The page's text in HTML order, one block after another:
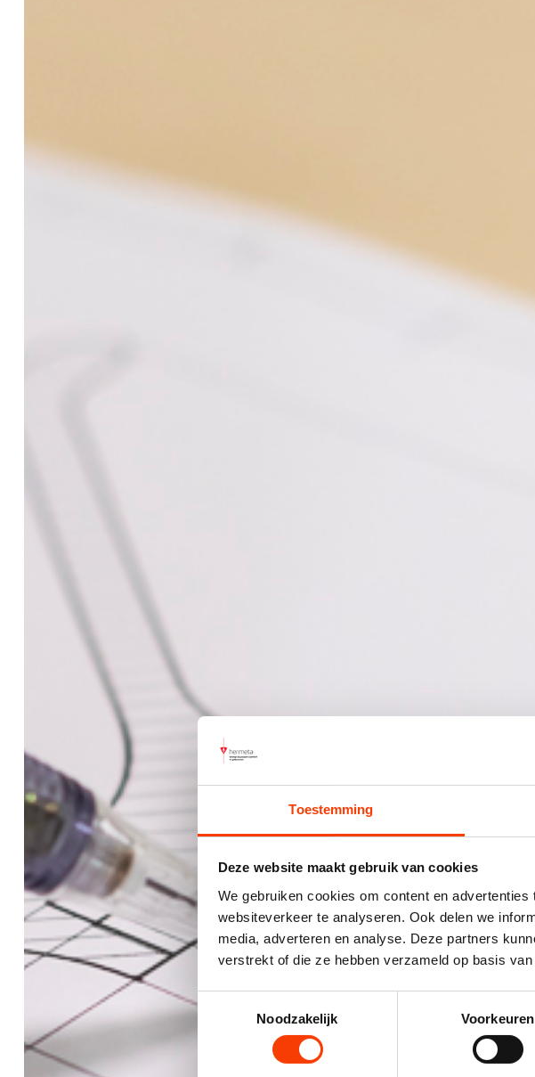
Toestemming
Deze website maakt gebruik van cookies
We gebruiken cookies om content en
websiteverkeer te analyseren. Ook delen we
media, adverteren en analyse. Deze partners
verstrekt of die ze hebben verzameld op basis
Toestemmingsselectie
Noodzakelijk
Voorkeuren